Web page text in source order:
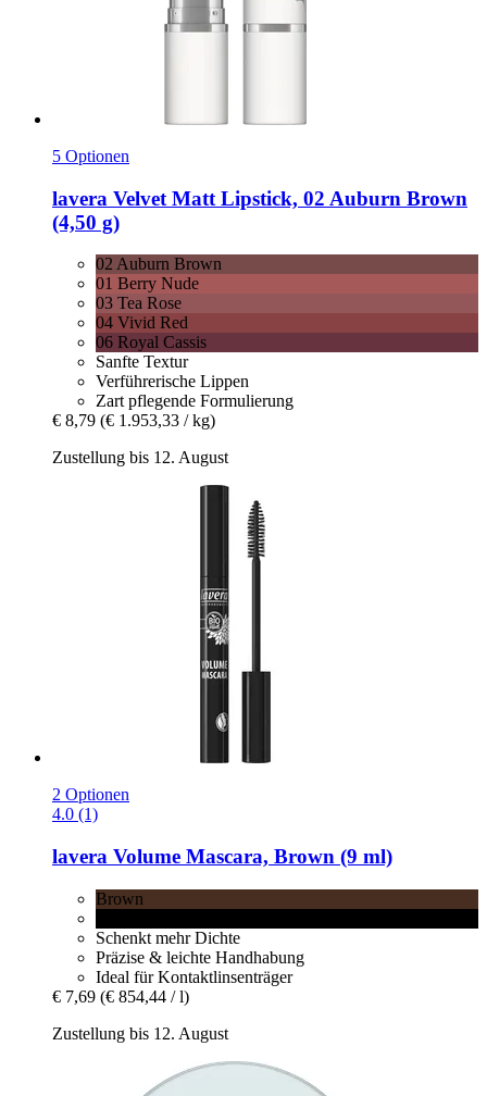
5 Optionen
lavera Velvet Matt Lipstick, 02 Auburn Brown
(4,50 g)
02 Auburn Brown
01 Berry Nude
03 Tea Rose
04 Vivid Red
06 Royal Cassis
Sanfte Textur
Verführerische Lippen
Zart pflegende Formulierung
€ 8,79 (€ 1.953,33 / kg)
Zustellung bis 12. August
2 Optionen
4.0 (1)
lavera Volume Mascara, Brown (9 ml)
Brown
Schenkt mehr Dichte
Präzise & leichte Handhabung
Ideal für Kontaktlinsenträger
€ 7,69 (€ 854,44 / l)
Zustellung bis 12. August